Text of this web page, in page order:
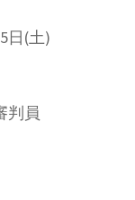
(土)
員